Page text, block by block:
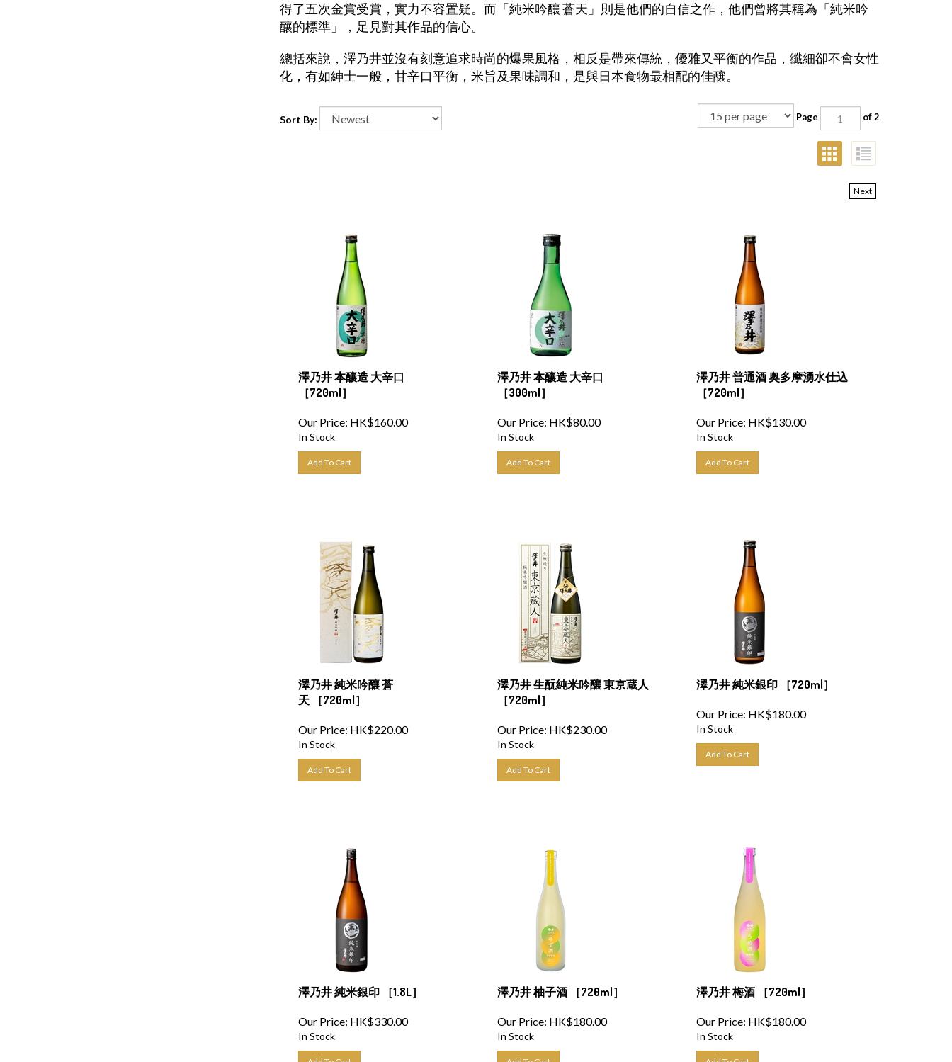
得了五次金賞受賞，實力不容置疑。而「純米吟釀 蒼天」則是他們的自信之作，他們曾將其稱為「純米吟
釀的標準」，足見對其作品的信心。
總括來說，澤乃井並沒有刻意追求時尚的爆果風格，相反是帶來傳統，優雅又平衡的作品，纖細卻不會女性
化，有如紳士一般，甘辛口平衡，米旨及果味調和，是與日本食物最相配的佳釀。
Sort By: Page of 2
Next
澤乃井 本釀造 大辛口
［720ml］
Our Price: HK$ 160.00
In Stock
澤乃井 本釀造 大辛口
［300ml］
Our Price: HK$80.00
In Stock
澤乃井 普通酒 奥多摩湧水仕込
［720ml］
Our Price: HK$ 130.00
In Stock
澤乃井 純米吟釀 蒼
天 ［720ml］
Our Price: HK$220.00
In Stock
澤乃井 生酛純米吟釀 東京蔵人
［720ml］
Our Price: HK$230.00
In Stock
澤乃井 純米銀印 ［720ml］
Our Price: HK$ 180.00
In Stock
澤乃井 純米銀印 ［1.8L］
Our Price: HK$ 330.00
In Stock
澤乃井 柚子酒 ［720ml］
Our Price: HK$ 180.00
In Stock
澤乃井 梅酒 ［720ml］
Our Price: HK$ 180.00
In Stock